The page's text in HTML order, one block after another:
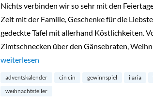
Nichts verbinden wir so sehr mit den
Zeit mit der Familie, Geschenke für die
gedeckte Tafel mit allerhand Köstlichkeiten.
Zimtschnecken über den Gänsebraten,
„Türchen 1: Gewinne 2 Weihnachtsteller von
weiterlesen
adventskalender cin cin gewinnspiel ilaria
weihnachtsteller